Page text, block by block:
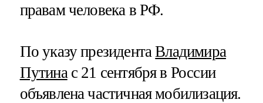
правам человека в РФ.
По указу президентаВладимира
Путина с 21 сентября в России
объявлена частичная мобилизация.